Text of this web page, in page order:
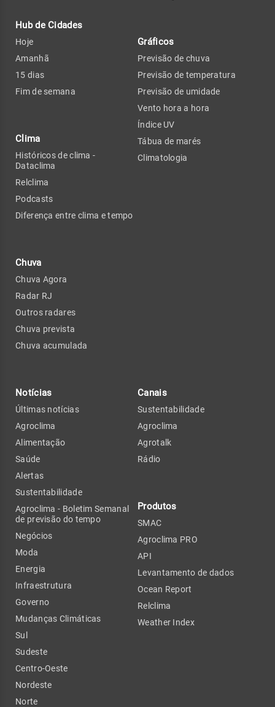
Hub de Cidades
Hoje
Amanhã
15 dias
Fim de semana
Clima
Históricos de clima -
Dataclima
Relclima
Podcasts
Diferença entre clima e tempo
Chuva
Chuva Agora
Radar RJ
Outros radares
Chuva prevista
Chuva acumulada
Gráficos
Previsão de chuva
Previsão de temperatura
Previsão de umidade
Vento hora a hora
Índice UV
Tábua de marés
Climatologia
Notícias
Últimas notícias
Agroclima
Alimentação
Saúde
Alertas
Sustentabilidade
Agroclima - Boletim Semanal
de previsão do tempo
Negócios
Moda
Energia
Infraestrutura
Governo
Mudanças Climáticas
Sul
Sudeste
Centro-Oeste
Nordeste
Norte
Canais
Sustentabilidade
Agroclima
Agrotalk
Rádio
Produtos
SMAC
Agroclima PRO
API
Levantamento de dados
Ocean Report
Relclima
Weather Index